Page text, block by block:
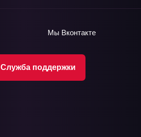
Служба поддержки
Мы Вконтакте